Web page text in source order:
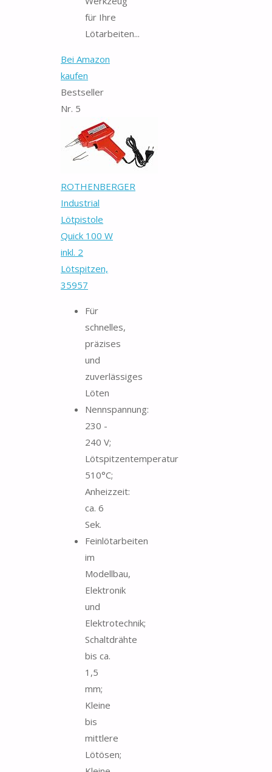
für Ihre
Lötarbeiten...
Bei Amazon
kaufen
Bestseller
Nr. 5
ROTHENBERGER
Industrial
Lötpistole
Quick 100 W
inkl. 2
Lötspitzen,
35957
Für
schnelles,
präzises
und
zuverlässiges
Löten
Nennspannung:
230 -
240 V;
Lötspitzentemperatur
510°C;
Anheizzeit:
ca. 6
Sek.
Feinlötarbeiten
im
Modellbau,
Elektronik
und
Elektrotechnik;
Schaltdrähte
bis ca.
1,5
mm;
Kleine
bis
mittlere
Lötösen;